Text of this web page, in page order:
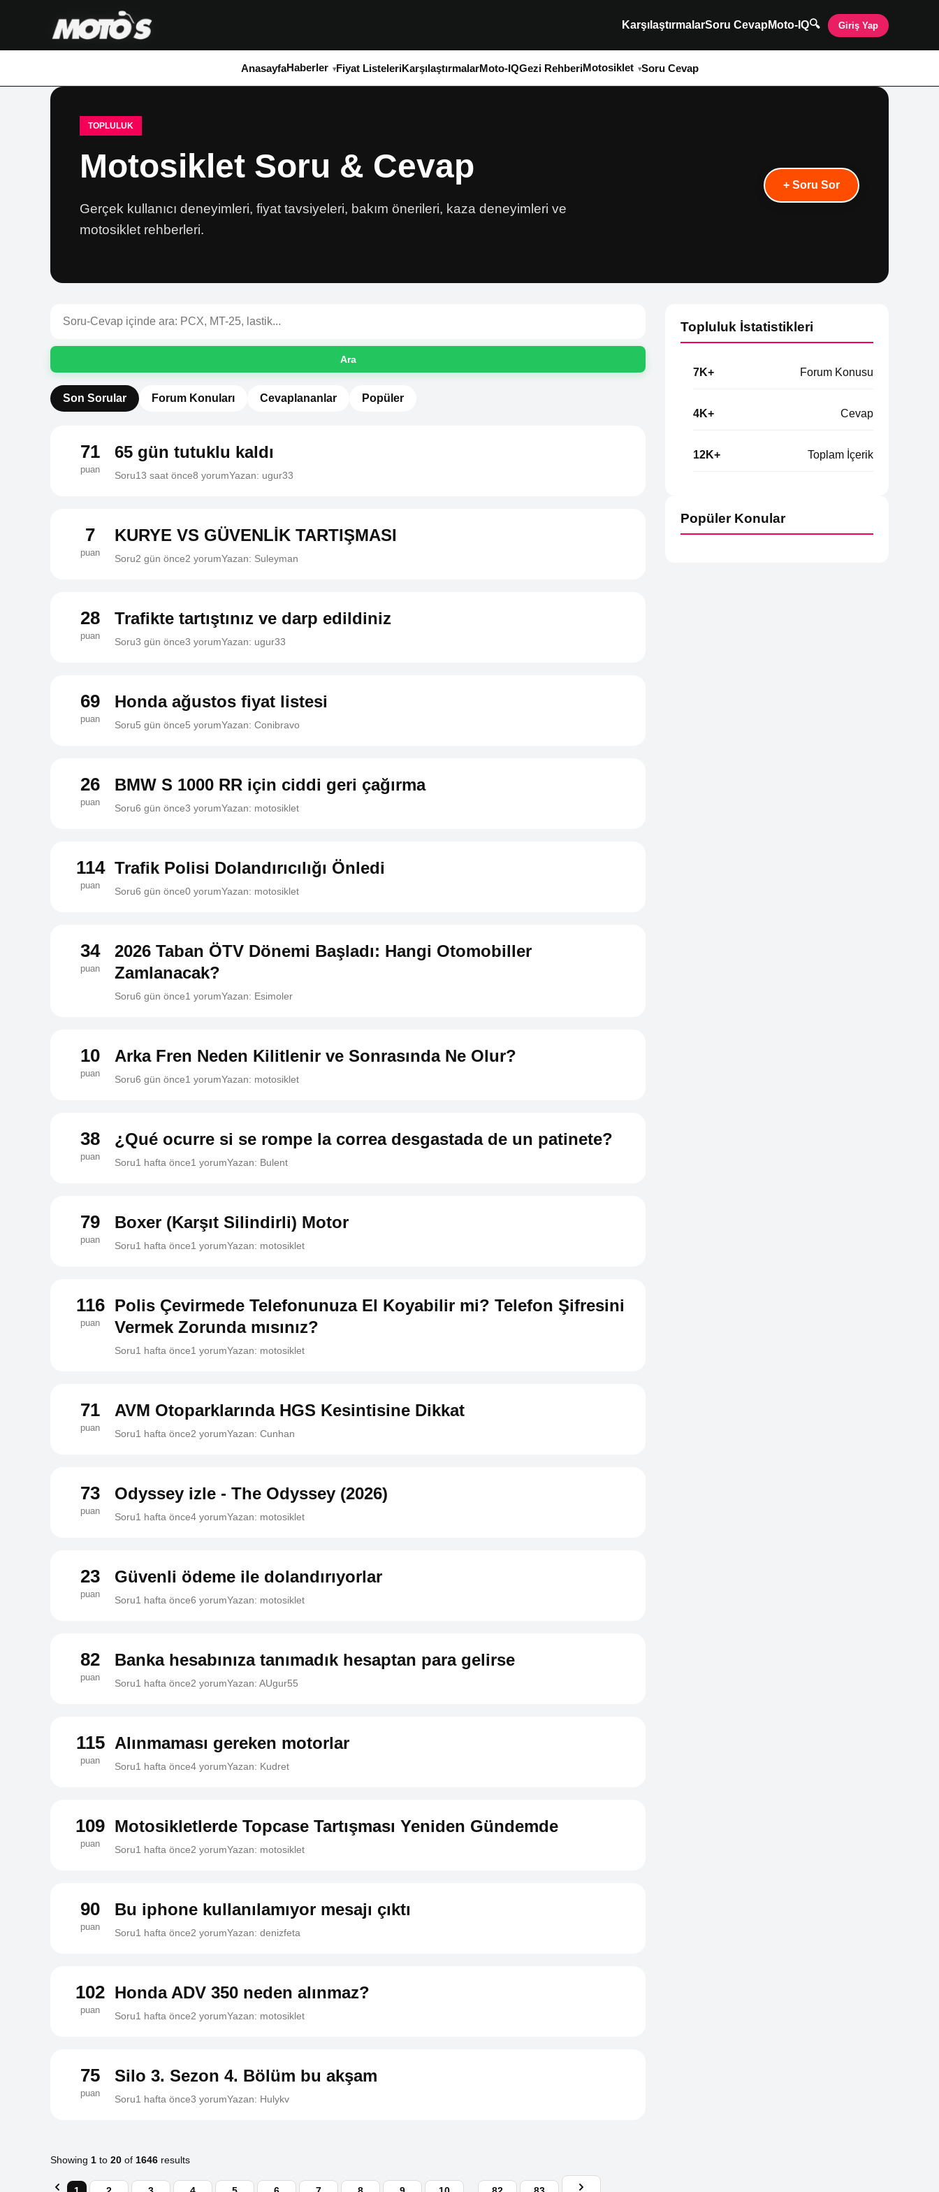
KarşılaştırmalarSoru Cevap Moto-IQ🔍 Giriş Yap
AnasayfaHaberler Fiyat ListeleriKarşılaştırmalarMoto-IQGezi RehberiMotosiklet Soru Cevap
TOPLULUK
Motosiklet Soru & Cevap
Gerçek kullanıcı deneyimleri, fiyat tavsiyeleri, bakım önerileri, kaza deneyimleri ve
motosiklet rehberleri.
+ Soru Sor
Ara
Son Sorular Forum Konuları Cevaplananlar Popüler
71
puan
65 gün tutuklu kaldı
Soru13 saat önce8 yorumYazan: ugur33
7
puan
KURYE VS GÜVENLİK TARTIŞMASI
Soru2 gün önce2 yorumYazan: Suleyman
28
puan
Trafikte tartıştınız ve darp edildiniz
Soru3 gün önce3 yorumYazan: ugur33
69
puan
Honda ağustos fiyat listesi
Soru5 gün önce5 yorumYazan: Conibravo
26
puan
BMW S 1000 RR için ciddi geri çağırma
Soru6 gün önce3 yorumYazan: motosiklet
114
puan
Trafik Polisi Dolandırıcılığı Önledi
Soru6 gün önce0 yorumYazan: motosiklet
34
puan
2026 Taban ÖTV Dönemi Başladı: Hangi Otomobiller
Zamlanacak?
Soru6 gün önce1 yorumYazan: Esimoler
10
puan
Arka Fren Neden Kilitlenir ve Sonrasında Ne Olur?
Soru6 gün önce1 yorumYazan: motosiklet
38
puan
¿Qué ocurre si se rompe la correa desgastada de un patinete?
Soru1 hafta önce1 yorumYazan: Bulent
79
puan
Boxer (Karşıt Silindirli) Motor
Soru1 hafta önce1 yorumYazan: motosiklet
116
puan
Polis Çevirmede Telefonunuza El Koyabilir mi? Telefon Şifresini
Vermek Zorunda mısınız?
Soru1 hafta önce1 yorumYazan: motosiklet
71
puan
AVM Otoparklarında HGS Kesintisine Dikkat
Soru1 hafta önce2 yorumYazan: Cunhan
73
puan
Odyssey izle - The Odyssey (2026)
Soru1 hafta önce4 yorumYazan: motosiklet
23
puan
Güvenli ödeme ile dolandırıyorlar
Soru1 hafta önce6 yorumYazan: motosiklet
82
puan
Banka hesabınıza tanımadık hesaptan para gelirse
Soru1 hafta önce2 yorumYazan: AUgur55
115
puan
Alınmaması gereken motorlar
Soru1 hafta önce4 yorumYazan: Kudret
109
puan
Motosikletlerde Topcase Tartışması Yeniden Gündemde
Soru1 hafta önce2 yorumYazan: motosiklet
90
puan
Bu iphone kullanılamıyor mesajı çıktı
Soru1 hafta önce2 yorumYazan: denizfeta
102
puan
Honda ADV 350 neden alınmaz?
Soru1 hafta önce2 yorumYazan: motosiklet
75
puan
Silo 3. Sezon 4. Bölüm bu akşam
Soru1 hafta önce3 yorumYazan: Hulykv
Showing 1 to 20 of 1646 results
Topluluk İstatistikleri
7K+ Forum Konusu
4K+ Cevap
12K+ Toplam İçerik
Popüler Konular